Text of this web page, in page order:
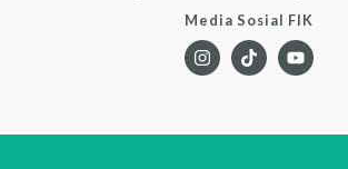
Media Sosial FIK